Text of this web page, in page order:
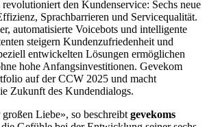
den Kundenservice: Sechs neue
Sprachbarrieren und Servicequalität.
automatisierte Voicebots und intelligente
steigern Kundenzufriedenheit und
entwickelten Lösungen ermöglichen
hohe Anfangsinvestitionen. Gevekom
auf der CCW 2025 und macht
Zukunft des Kundendialogs.
Liebe», so beschreibt gevekoms